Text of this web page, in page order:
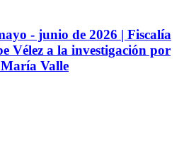
- junio de 2026 | Fiscalía
Vélez a la investigación por
Valle